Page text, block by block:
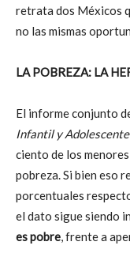
retrata dos Méxicos
no las mismas
LA POBREZA: LA
El informe conjunto
Infantil y
ciento de los
pobreza. Si bien eso
porcentuales
el dato sigue siendo
es pobre, frente a